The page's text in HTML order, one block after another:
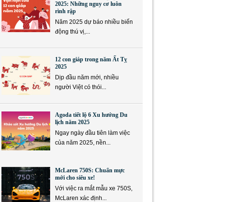
2025: Những nguy cơ luôn
rình rập
Năm 2025 dự báo nhiều biến
động thú vị,...
12 con giáp trong năm Ất Tỵ
2025
Dịp đầu năm mới, nhiều
người Việt có thói...
Agoda tiết lộ 6 Xu hướng Du
lịch năm 2025
Ngay ngày đầu tiên làm việc
của năm 2025, nền...
McLaren 750S: Chuẩn mực
mới cho siêu xe!
Với việc ra mắt mẫu xe 750S,
McLaren xác định...